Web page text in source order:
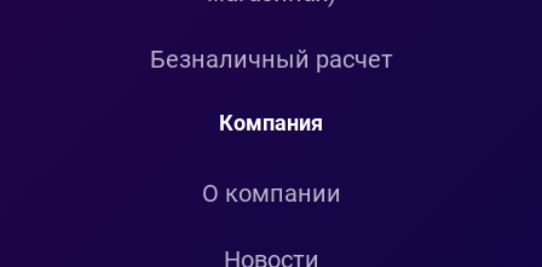
Безналичный расчет
Компания
О компании
Новости